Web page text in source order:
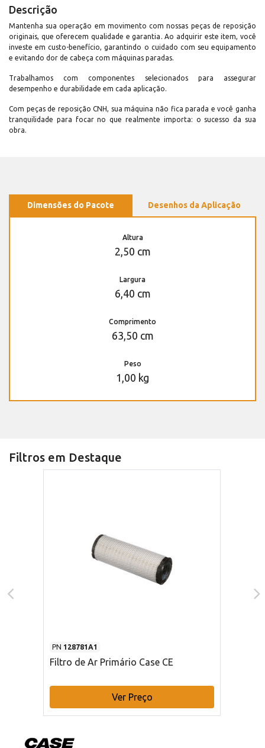
Descrição
Mantenha sua operação em movimento com nossas peças de reposição
originais, que oferecem qualidade e garantia. Ao adquirir este item, você
investe em custo-benefício, garantindo o cuidado com seu equipamento
e evitando dor de cabeça com máquinas paradas.
Trabalhamos com componentes selecionados para assegurar
desempenho e durabilidade em cada aplicação.
Com peças de reposição CNH, sua máquina não fica parada e você ganha
tranquilidade para focar no que realmente importa: o sucesso da sua
obra.
Dimensões do Pacote Desenhos da Aplicação
Altura
2,50 cm
Largura
6,40 cm
Comprimento
63,50 cm
Peso
1,00 kg
Filtros em Destaque
PN 128781A1
Filtro de Ar Primário Case CE
Ver Preço